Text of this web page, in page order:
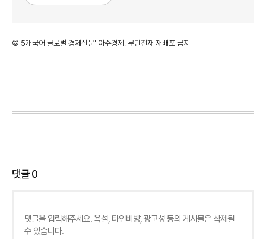
©'5개국어 글로벌 경제신문' 아주경제. 무단전재·재배포 금지
댓글0